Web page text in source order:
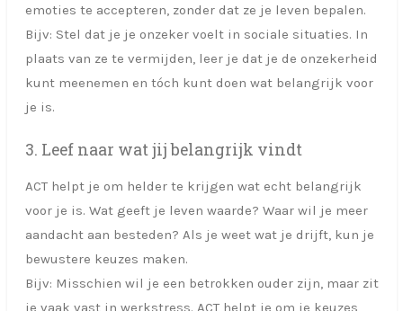
emoties te accepteren, zonder dat ze je leven bepalen.
Bijv: Stel dat je je onzeker voelt in sociale situaties. In
plaats van ze te vermijden, leer je dat je de onzekerheid
kunt meenemen en tóch kunt doen wat belangrijk voor
je is.
3. Leef naar wat jij belangrijk vindt
ACT helpt je om helder te krijgen wat echt belangrijk
voor je is. Wat geeft je leven waarde? Waar wil je meer
aandacht aan besteden? Als je weet wat je drijft, kun je
bewustere keuzes maken.
Bijv: Misschien wil je een betrokken ouder zijn, maar zit
je vaak vast in werkstress. ACT helpt je om je keuzes